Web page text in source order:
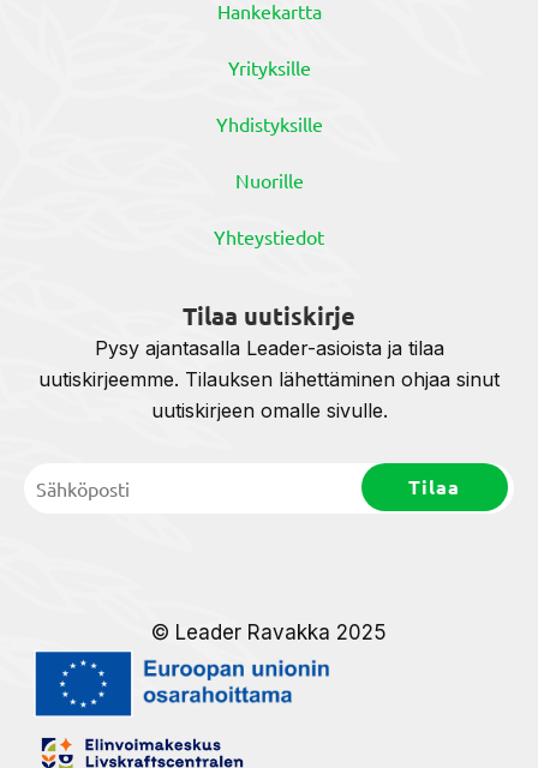
Hankekartta
Yrityksille
Yhdistyksille
Nuorille
Yhteystiedot
Tilaa uutiskirje
Pysy ajantasalla Leader-asioista ja tilaa
uutiskirjeemme. Tilauksen lähettäminen ohjaa sinut
uutiskirjeen omalle sivulle.
© Leader Ravakka 2025